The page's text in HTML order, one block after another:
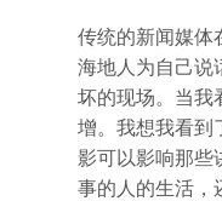
传统的新闻媒体
海地人为自己说
坏的现场。当我
增。我想我看到
影可以影响那些
事的人的生活，